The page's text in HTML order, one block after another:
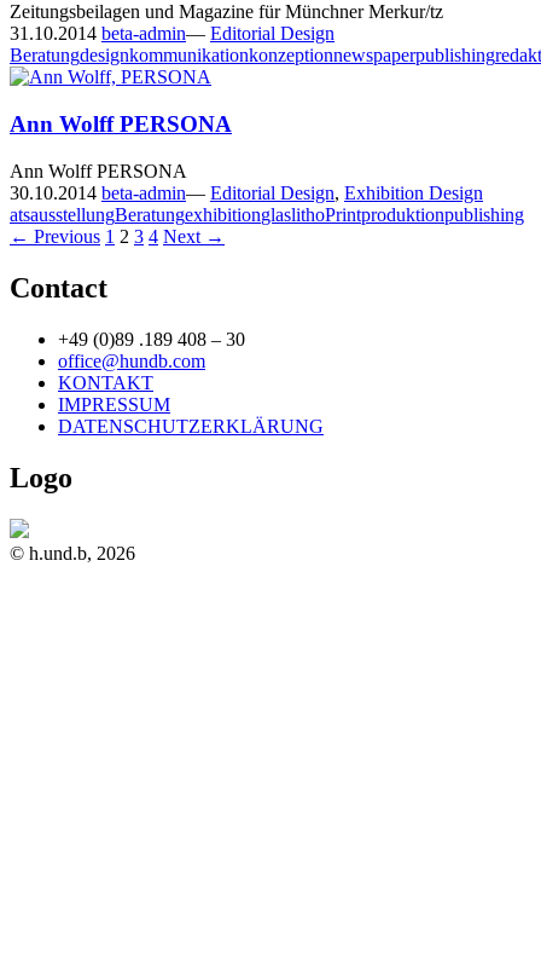
Zeitungsbeilagen und Magazine für Münchner Merkur/tz
31.10.2014 beta-admin— Editorial Design
Beratungdesignkommunikationkonzeptionnewspaperpublishing
Ann Wolff PERSONA
Ann Wolff PERSONA
30.10.2014 beta-admin— Editorial Design, Exhibition Design
atsausstellungBeratungexhibitionglaslithoPrintproduktionpublishing
Posts
← Previous 1 2 3 4 Next →
Contact
+49 (0)89 .189 408 – 30
office@hundb.com
KONTAKT
IMPRESSUM
DATENSCHUTZERKLÄRUNG
Logo
© h.und.b, 2026